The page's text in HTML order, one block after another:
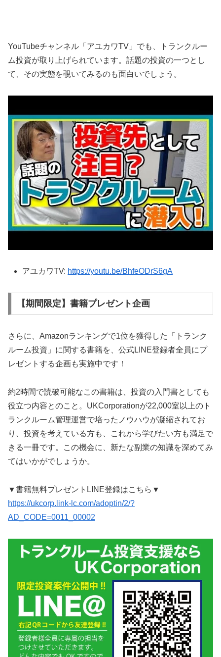
YouTubeチャンネル「アユカワTV」でも、トランクルー
ム投資が取り上げられています。話題の投資の一つとし
て、その実態を覗いてみるのも面白いでしょう。
アユカワTV: https://youtu.be/BhfeODrS6gA
【期間限定】書籍プレゼント企画
さらに、Amazonランキングで1位を獲得した「トランク
ルーム投資」に関する書籍を、公式LINE登録者全員にプ
レゼントする企画も実施中です！
約2時間で読破可能なこの書籍は、投資の入門書としても
役立つ内容とのこと。UKCorporationが22,000室以上のト
ランクルーム管理運営で培ったノウハウが凝縮されてお
り、投資を考えている方も、これから学びたい方も満足で
きる一冊です。この機会に、新たな副業の知識を深めてみ
てはいかがでしょうか。
▼書籍無料プレゼントLINE登録はこちら▼
https://ukcorp.link-lc.com/adoptin/2/?
AD_CODE=0011_00002